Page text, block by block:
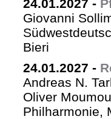
24.01.2027 -
Giovanni
Bieri
24.01.2027 -
Andreas N.
Oliver
Philharmonie,